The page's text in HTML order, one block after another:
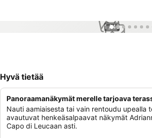
1 / 49
Hyvä tietää
Panoraamanäkymät merelle tarjoava
Nauti aamiaisesta tai vain rentoudu upealla
avautuvat henkeäsalpaavat näkymät
Capo di Leucaan asti.